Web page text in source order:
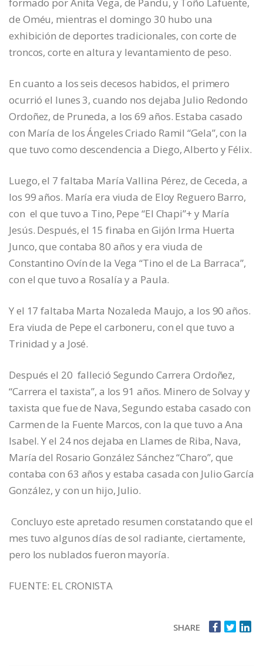
de Oméu, mientras el domingo 30 hubo una
exhibición de deportes tradicionales, con corte de
troncos, corte en altura y levantamiento de peso.
En cuanto a los seis decesos habidos, el primero
ocurrió el lunes 3, cuando nos dejaba Julio Redondo
Ordoñez, de Pruneda, a los 69 años. Estaba casado
con María de los Ángeles Criado Ramil “Gela”, con la
que tuvo como descendencia a Diego, Alberto y Félix.
Luego, el 7 faltaba María Vallina Pérez, de Ceceda, a
los 99 años. María era viuda de Eloy Reguero Barro,
con el que tuvo a Tino, Pepe “El Chapi”+ y María
Jesús. Después, el 15 finaba en Gijón Irma Huerta
Junco, que contaba 80 años y era viuda de
Constantino Ovín de la Vega “Tino el de La Barraca”,
con el que tuvo a Rosalía y a Paula.
Y el 17 faltaba Marta Nozaleda Maujo, a los 90 años.
Era viuda de Pepe el carboneru, con el que tuvo a
Trinidad y a José.
Después el 20 falleció Segundo Carrera Ordoñez,
“Carrera el taxista”, a los 91 años. Minero de Solvay y
taxista que fue de Nava, Segundo estaba casado con
Carmen de la Fuente Marcos, con la que tuvo a Ana
Isabel. Y el 24 nos dejaba en Llames de Riba, Nava,
María del Rosario González Sánchez “Charo”, que
contaba con 63 años y estaba casada con Julio García
González, y con un hijo, Julio.
Concluyo este apretado resumen constatando que el
mes tuvo algunos días de sol radiante, ciertamente,
pero los nublados fueron mayoría.
FUENTE: EL CRONISTA
SHARE